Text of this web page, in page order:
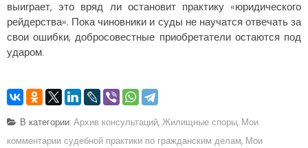
выиграет, это вряд ли остановит практику «юридического
рейдерства». Пока чиновники и суды не научатся отвечать за
свои ошибки, добросовестные приобретатели остаются под
ударом.
В категории: Архив консультаций, Жилищные споры, Мои
комментарии судебной практики по гражданским делам, Мои